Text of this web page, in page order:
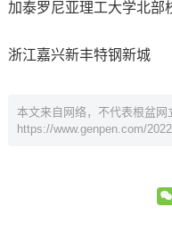
加泰罗尼亚理工大学北部
浙江嘉兴新丰特钢新城
本文来自网络，不代表根盆网
https://www.genpen.com/